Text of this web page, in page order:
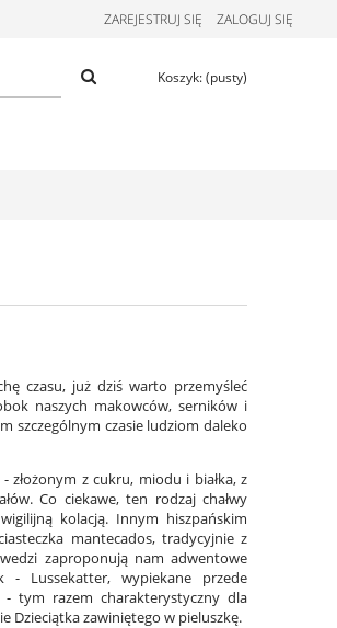
ZAREJESTRUJ SIĘ ZALOGUJ SIĘ
Koszyk:(pusty)
czasu, już dziś warto przemyśleć
naszych makowców, serników i
szczególnym czasie ludziom daleko
złożonym z cukru, miodu i białka, z
Co ciekawe, ten rodzaj chałwy
kolacją. Innym hiszpańskim
mantecados, tradycyjnie z
zaproponują nam adwentowe
- Lussekatter, wypiekane przede
tym razem charakterystyczny dla
Dzieciątka zawiniętego w pieluszkę.